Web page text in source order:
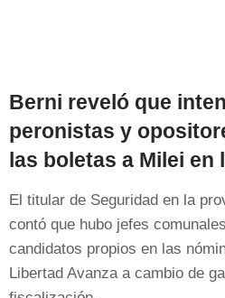
Berni reveló que
peronistas y
las boletas a Milei en
El titular de Seguridad en la
contó que hubo jefes
candidatos propios en las
Libertad Avanza a cambio de